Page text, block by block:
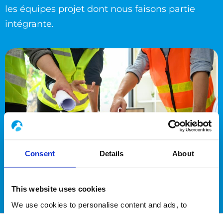
Consent Details About
This website uses cookies
We use cookies to personalise content and ads, to
les équipes projet dont nous faisons partie
intégrante.